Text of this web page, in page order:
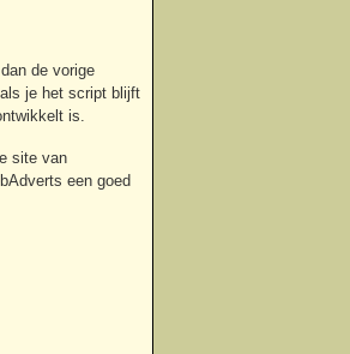
de vorige
je het script blijft
is.
site van
een goed